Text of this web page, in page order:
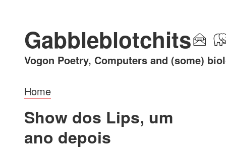
Gabbleblotchits
Vogon Poetry, Computers and (some)
Home
Show dos Lips, um
ano depois